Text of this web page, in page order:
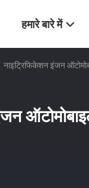
हमारे बारे में
नाइट्रिफिकेशन इंजन